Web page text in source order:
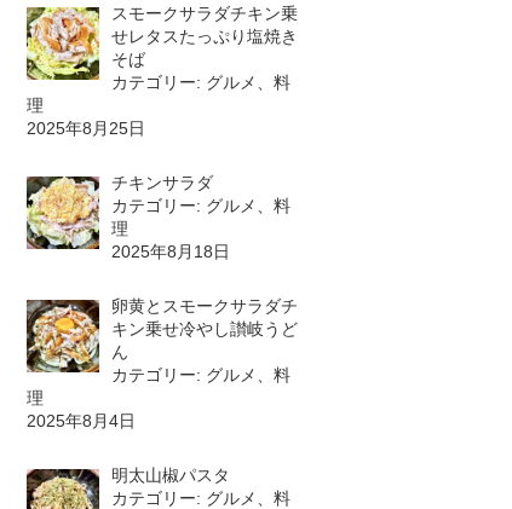
スモークサラダチキン乗
せレタスたっぷり塩焼き
そば
カテゴリー: グルメ、料
理
2025年8月25日
チキンサラダ
カテゴリー: グルメ、料
理
2025年8月18日
卵黄とスモークサラダチ
キン乗せ冷やし讃岐うど
ん
カテゴリー: グルメ、料
理
2025年8月4日
明太山椒パスタ
カテゴリー: グルメ、料